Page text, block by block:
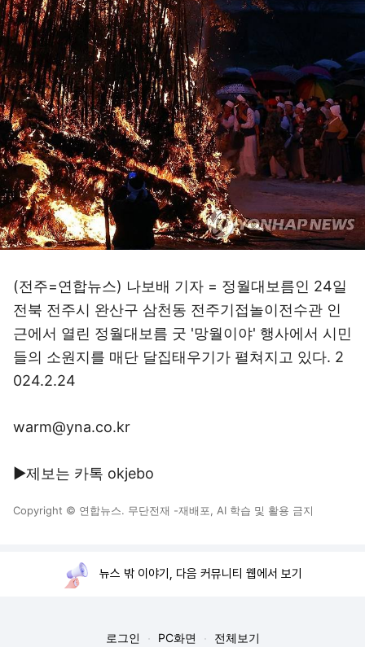
(전주=연합뉴스) 나보배 기자 = 정월대보름인 24일
전북 전주시 완산구 삼천동 전주기접놀이전수관 인
근에서 열린 정월대보름 굿 '망월이야' 행사에서 시민
들의 소원지를 매단 달집태우기가 펼쳐지고 있다. 2
024.2.24
warm@yna.co.kr
▶제보는 카톡 okjebo
Copyright © 연합뉴스. 무단전재 -재배포, AI 학습 및 활용 금지
뉴스 밖 이야기, 다음 커뮤니티 웹에서 보기
로그인 PC화면 전체보기